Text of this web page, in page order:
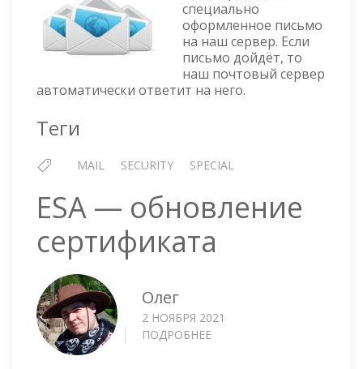
СЕРВЕРА
специально
оформленное письмо
на наш сервер. Если
письмо дойдёт, то
наш почтовый сервер
автоматически ответит на него.
Теги
MAIL SECURITY SPECIAL
ESA — обновление
сертификата
Олег
2 НОЯБРЯ 2021
ПОДРОБНЕЕ